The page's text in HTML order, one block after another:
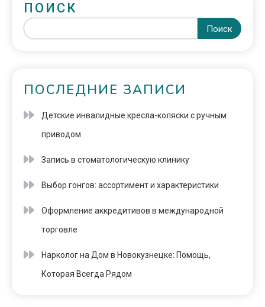
ПОИСК
Поиск
ПОСЛЕДНИЕ ЗАПИСИ
Детские инвалидные кресла-коляски с ручным
приводом
Запись в стоматологическую клинику
Выбор гонгов: ассортимент и характеристики
Оформление аккредитивов в международной
торговле
Нарколог на Дом в Новокузнецке: Помощь,
Которая Всегда Рядом